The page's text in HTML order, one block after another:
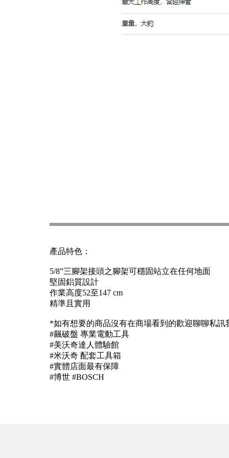
產品特色：
5/8”三腳架接頭之腳架可穩固站立在任何地面
堅固鋁質設計
作業高度52至147 cm
精準且實用
*如有想要的商品沒有在商場看到的歡迎聊聊私訊
#飆破盤 專業電動工具
#美沃奇達人體驗館
#米沃奇 配套工具箱
#實體店面最有保障
#博世 #BOSCH